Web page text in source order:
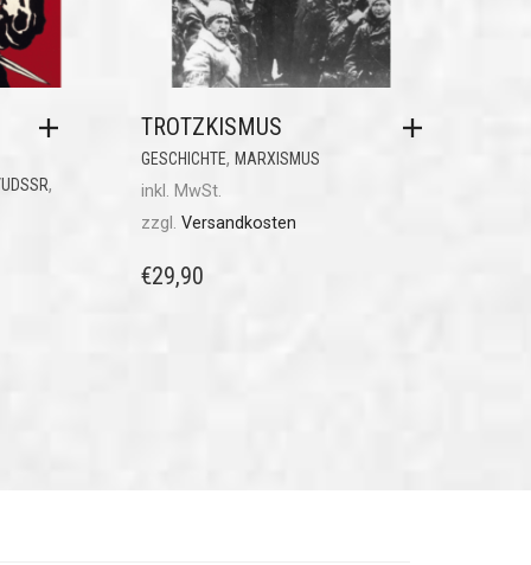
,
TROTZKISMUS
GESCHICHTE, MARXISMUS
inkl. MwSt.
zzgl. Versandkosten
€29,90